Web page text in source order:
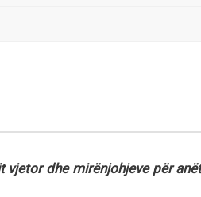
dhe mirënjohjeve për